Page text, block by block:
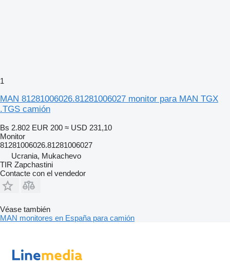
1
MAN 81281006026.81281006027 monitor para MAN TGX
.TGS camión
Bs 2.802 EUR 200 ≈ USD 231,10
Monitor
81281006026.81281006027
Ucrania, Mukachevo
TIR Zapchastini
Contacte con el vendedor
Véase también
MAN monitores en España para camión